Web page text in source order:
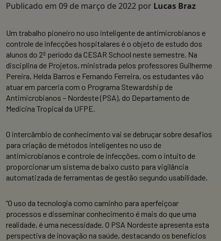
Publicado em 09 de março de 2022 por Lucas Braz
Um trabalho pioneiro no uso inteligente de antimicrobianos e
controle de infecções hospitalares é o objeto de estudo dos
alunos do 2º período da CESAR School neste semestre. Na
disciplina de Projetos, ministrada pelos professores Guilherme
Pereira, Helda Barros e Fernando Ferreira, os estudantes vão
atuar em parceria com o Programa Stewardship de
Antimicrobianos – Nordeste (PSA), do Departamento de
Medicina Tropical da UFPE.
O intercâmbio de conhecimento vai se debruçar sobre desafios
para criação de métodos inteligentes no uso de
antimicrobianos e controle de infecções, com o intuito de
proporcionar um sistema de baixo custo para vigilância
automatizada de ferramentas de gestão segundo usabilidade.
“O uso da tecnologia como caminho para aperfeiçoar
processos e disseminar conhecimento é mais do que uma
realidade, é uma necessidade. O PSA Nordeste apresenta esta
perspectiva de inovação na saúde, destacando os benefícios